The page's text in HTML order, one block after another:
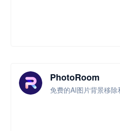
PhotoRoom
免费的AI图片背景移除